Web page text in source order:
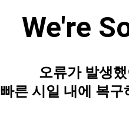
We're
오류가 발생
빠른 시일 내에 복구